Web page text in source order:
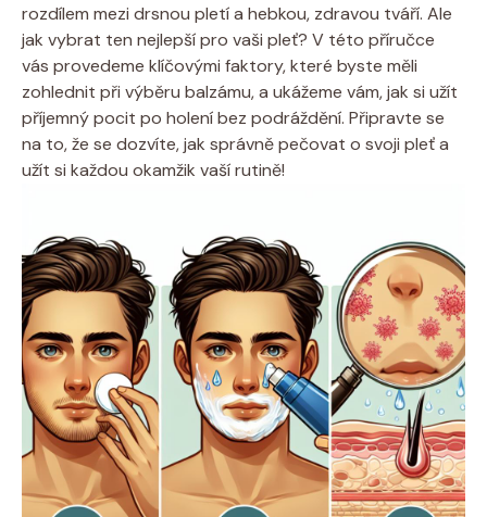
rozdílem mezi drsnou pletí a hebkou, zdravou tváří. Ale
jak vybrat ten nejlepší pro vaši pleť? V této příručce
vás provedeme klíčovými faktory, které byste měli
zohlednit při výběru balzámu, a ukážeme vám, jak si užít
příjemný pocit po holení bez podráždění. Připravte se
na to, že se dozvíte, jak správně pečovat o svoji pleť a
užít si každou okamžik vaší rutině!